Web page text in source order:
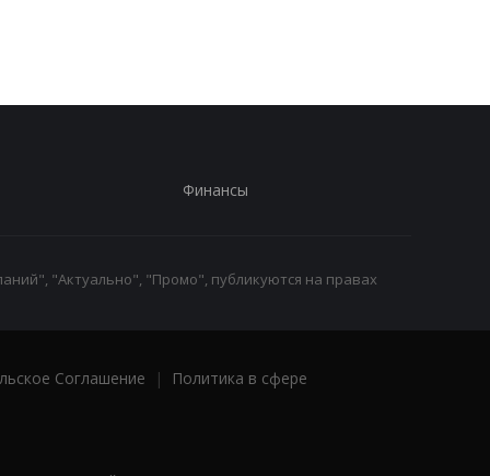
Финансы
"Актуально", "Промо", публикуются на правах
Соглашение |
Политика в сфере